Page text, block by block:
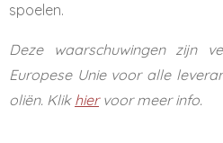
spoelen.
Deze waarschuwingen zijn
Europese Unie voor alle
oliën. Klik hiervoor meer info.